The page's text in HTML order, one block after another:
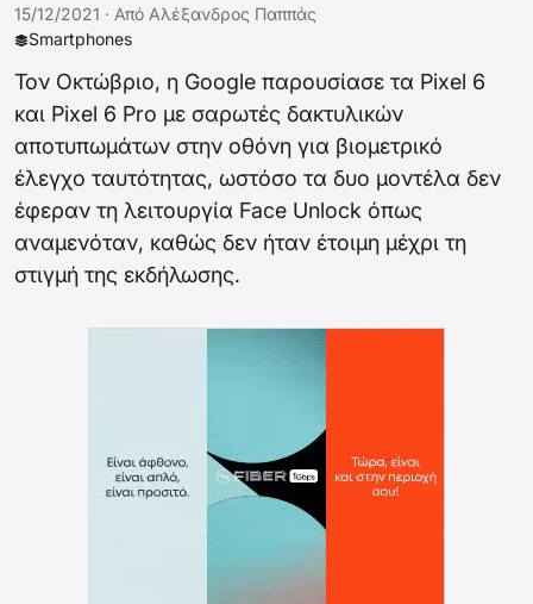
Smartphones
15/12/2021 · Από Αλέξανδρος Παππάς
Τον Οκτώβριο, η Google παρουσίασε τα Pixel 6
και Pixel 6 Pro με σαρωτές δακτυλικών
αποτυπωμάτων στην οθόνη για βιομετρικό
έλεγχο ταυτότητας, ωστόσο τα δυο μοντέλα δεν
έφεραν τη λειτουργία Face Unlock όπως
αναμενόταν, καθώς δεν ήταν έτοιμη μέχρι τη
στιγμή της εκδήλωσης.